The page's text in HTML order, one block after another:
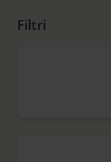
Filtri